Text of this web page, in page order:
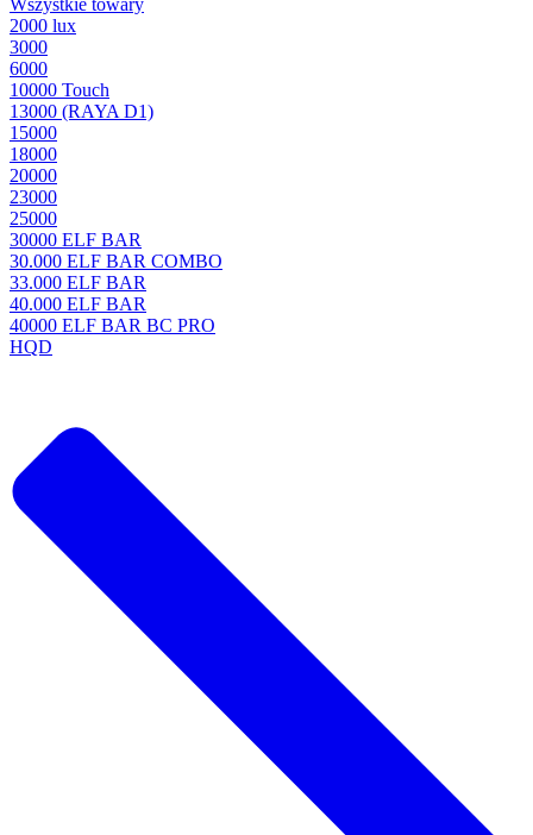
Wszystkie towary
2000 lux
3000
6000
10000 Touch
13000 (RAYA D1)
15000
18000
20000
23000
25000
30000 ELF BAR
30.000 ELF BAR COMBO
33.000 ELF BAR
40.000 ELF BAR
40000 ELF BAR BC PRO
HQD